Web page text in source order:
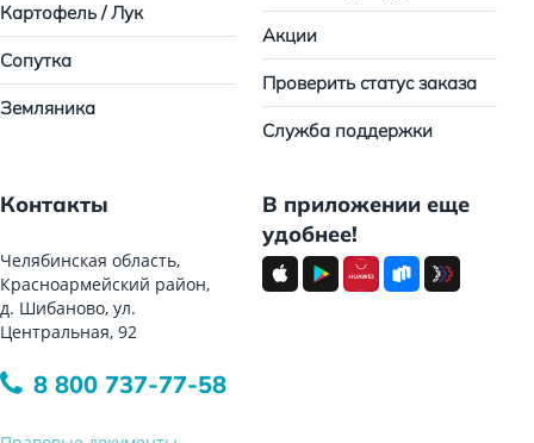
Картофель / Лук
Сопутка
Земляника
Акции
Проверить статус заказа
Служба поддержки
Контакты
Челябинская область,
Красноармейский район,
д. Шибаново, ул.
Центральная, 92
8 800 737-77-58
В приложении еще
удобнее!